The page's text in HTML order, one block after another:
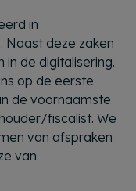
in
Naast deze zaken
in de digitalisering.
op de eerste
de voornaamste
fiscalist. We
van afspraken
van